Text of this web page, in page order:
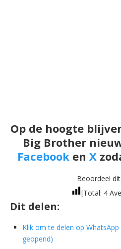
Op de hoogte
Big Brother
Facebook en X
Beoordeel
[Total: 4
Dit delen:
Klik om te delen op
geopend)